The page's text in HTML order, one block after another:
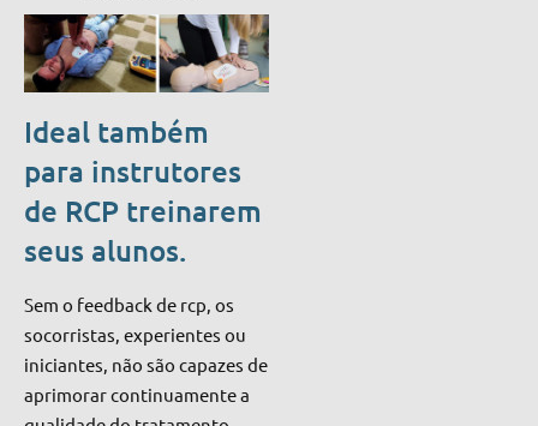
Ideal também
para instrutores
de RCP treinarem
seus alunos.
Sem o feedback de rcp, os
socorristas, experientes ou
iniciantes, não são capazes de
aprimorar continuamente a